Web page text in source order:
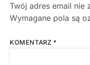
Twój adres email nie
Wymagane pola są
KOMENTARZ *